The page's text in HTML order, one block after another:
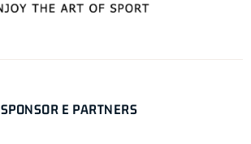
SPONSOR E PARTNERS